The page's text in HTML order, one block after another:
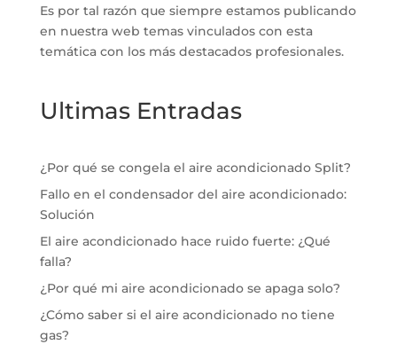
Es por tal razón que siempre estamos publicando
en nuestra web temas vinculados con esta
temática con los más destacados profesionales.
Ultimas Entradas
¿Por qué se congela el aire acondicionado Split?
Fallo en el condensador del aire acondicionado:
Solución
El aire acondicionado hace ruido fuerte: ¿Qué
falla?
¿Por qué mi aire acondicionado se apaga solo?
¿Cómo saber si el aire acondicionado no tiene
gas?